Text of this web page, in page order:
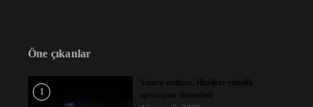
Öne çıkanlar
1
Yemen ordusu, Husilere yönelik
operasyon düzenledi